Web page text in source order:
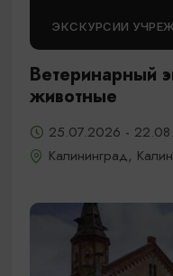
ЭКСКУРСИИ
Ветеринарный
животные
25.07.2026 -
Калининград,